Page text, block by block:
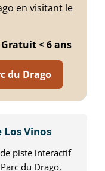
en visitant le
< 6 ans
du Drago
Los Vinos
piste interactif
du Drago,